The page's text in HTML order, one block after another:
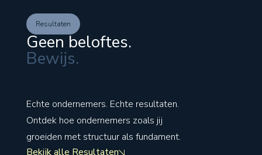
Resultaten
Geen beloftes.
Bewijs.
Echte ondernemers. Echte resultaten.
Ontdek hoe ondernemers zoals jij
groeiden met structuur als fundament.
Bekijk alle Resultaten